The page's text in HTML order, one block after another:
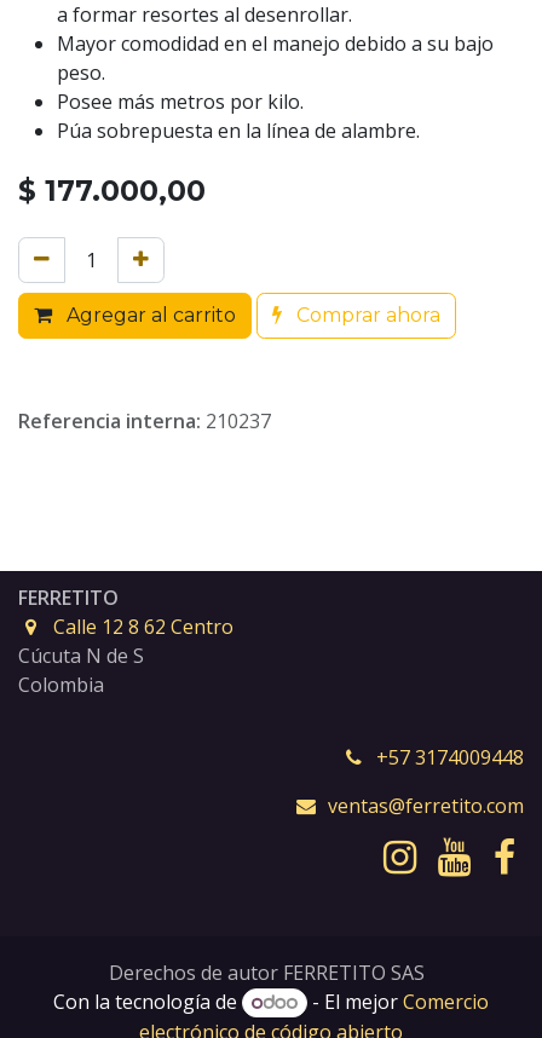
a formar resortes al desenrollar.
Mayor comodidad en el manejo debido a su bajo
peso.
Posee más metros por kilo.
Púa sobrepuesta en la línea de alambre.
$ 177.000,00
Agregar al carrito Comprar ahora
Referencia interna: 210237
FERRETITO
Calle 12 8 62 Centro
Cúcuta N de S
Colombia
+57 3174009448
ventas@ferretito.com
Derechos de autor FERRETITO SAS
Con la tecnología de
- El mejorComercio
electrónico de código abierto